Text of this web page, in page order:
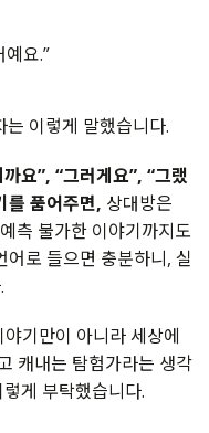
요.”
이렇게 말했습니다.
요”, “그러게요”, “그랬
를 품어주면, 상대방은
측 불가한 이야기까지도
로 들으면 충분하니, 실
기만이 아니라 세상에
캐내는 탐험가라는 생각
게 부탁했습니다.